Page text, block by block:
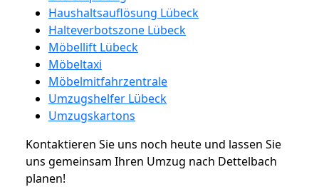
Haushaltsauflösung Lübeck
Halteverbotszone Lübeck
Möbellift Lübeck
Möbeltaxi
Möbelmitfahrzentrale
Umzugshelfer Lübeck
Umzugskartons
Kontaktieren Sie uns noch heute und lassen Sie
uns gemeinsam Ihren Umzug nach Dettelbach
planen!